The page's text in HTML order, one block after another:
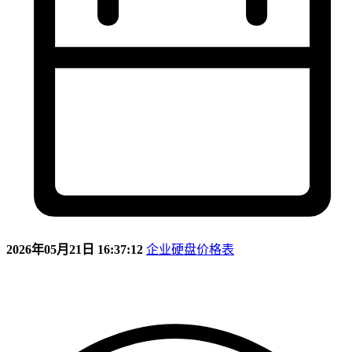
2026年05月21日 16:37:12 企业硬盘价格表